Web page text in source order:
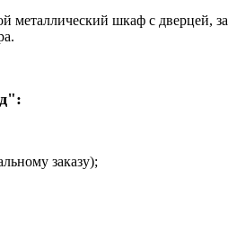
металлический шкаф с
заказу);